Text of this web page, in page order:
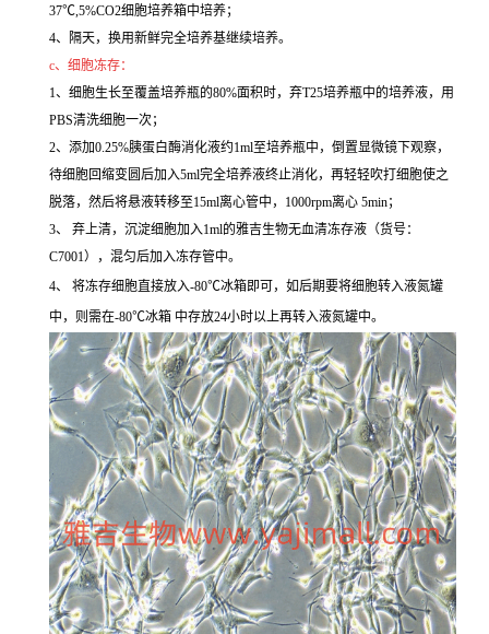
37℃,5%CO2细胞培养箱中培养；
4、隔天，换用新鲜完全培养基继续培养。
c、细胞冻存：
1、细胞生长至覆盖培养瓶的80%面积时，弃T25培养瓶中的培养液，用
PBS清洗细胞一次；
2、添加0.25%胰蛋白酶消化液约1ml至培养瓶中，倒置显微镜下观察，
待细胞回缩变圆后加入5ml完全培养液终止消化，再轻轻吹打细胞使之
脱落，然后将悬液转移至15ml离心管中，1000rpm离心 5min；
3、 弃上清，沉淀细胞加入1ml的雅吉生物无血清冻存液（货号：
C7001），混匀后加入冻存管中。
4、 将冻存细胞直接放入-80℃冰箱即可，如后期要将细胞转入液氮罐
中，则需在-80℃冰箱 中存放24小时以上再转入液氮罐中。